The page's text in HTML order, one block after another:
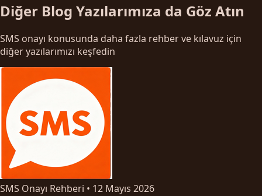
Diğer Blog Yazılarımıza da Göz Atın
SMS onayı konusunda daha fazla rehber ve kılavuz için
diğer yazılarımızı keşfedin
SMS Onayı Rehberi • 12 Mayıs 2026